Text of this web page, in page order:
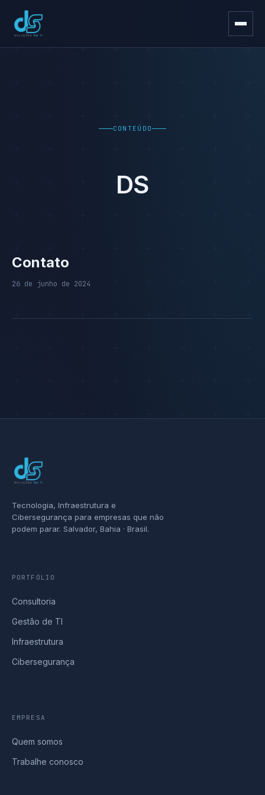
CONTEÚDO
DS
Contato
26 de junho de 2024
Tecnologia, Infraestrutura e
Cibersegurança para empresas que não
podem parar. Salvador, Bahia · Brasil.
PORTFÓLIO
Consultoria
Gestão de TI
Infraestrutura
Cibersegurança
EMPRESA
Quem somos
Trabalhe conosco